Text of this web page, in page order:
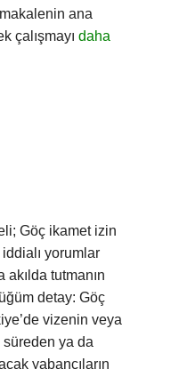
ana
çalışmayı daha
Göç ikamet izin
yorumlar
tutmanın
detay: Göç
vizenin veya
süreden ya da
yabancıların